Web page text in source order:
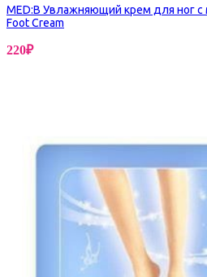
MED:B Увлажняющий крем для ног с
Foot Cream
220₽